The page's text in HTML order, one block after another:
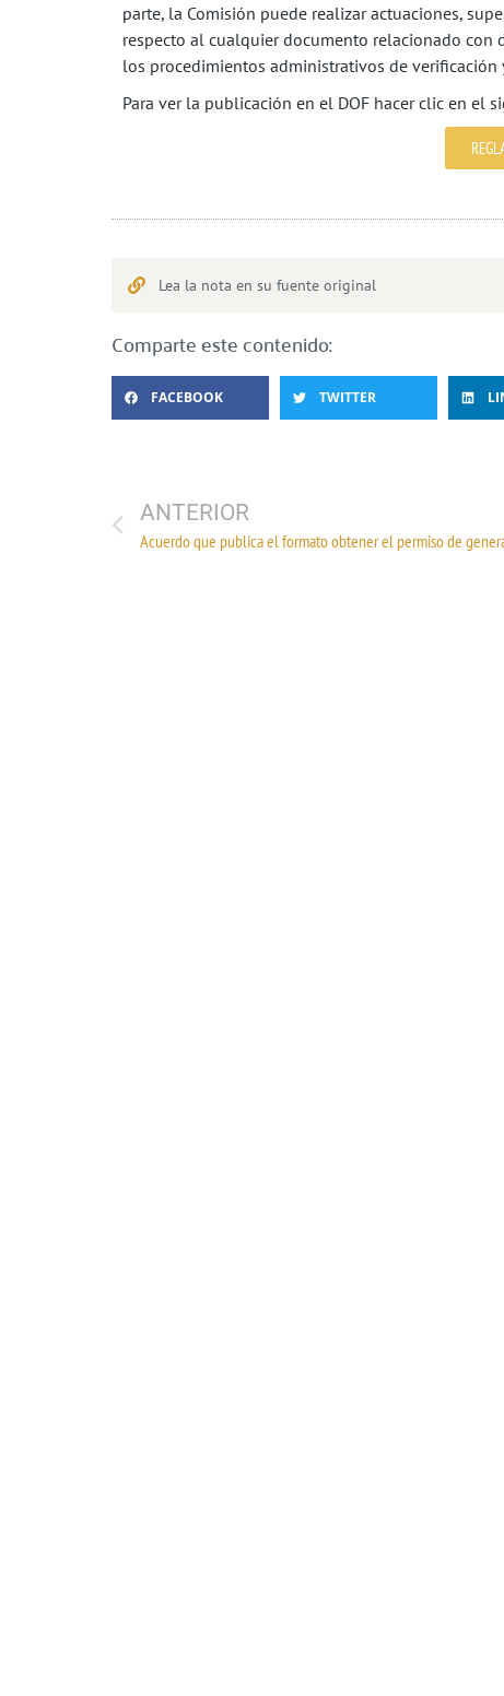
parte, la Comisión puede realizar actuaciones,
respecto al cualquier documento relacionado con
los procedimientos administrativos de verificación
Para ver la publicación en el DOF hacer clic en el
Lea la nota en su fuente original
Comparte este contenido:
FACEBOOK TWITTER
ANTERIOR